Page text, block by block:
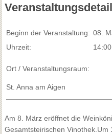
Beginn der Veranstaltung: 08.
Uhrzeit:
Ort / Veranstaltungsraum:
St. Anna am Aigen
Am 8. März eröffnet die
Gesamtsteirischen Vinothek.Um